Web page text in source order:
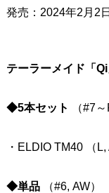
発売：2024年2月2
テーラーメイド「
◆5本セット （#7～
・ELDIO TM40 （
◆単品（#6, AW）